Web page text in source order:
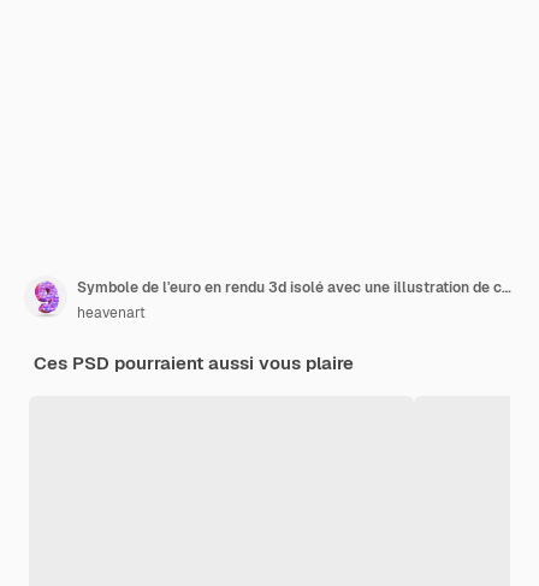
Symbole de l'euro en rendu 3d isolé avec une illustration de conception de texture ondulée topographique en or rose abstrait
heavenart
Ces PSD pourraient aussi vous plaire